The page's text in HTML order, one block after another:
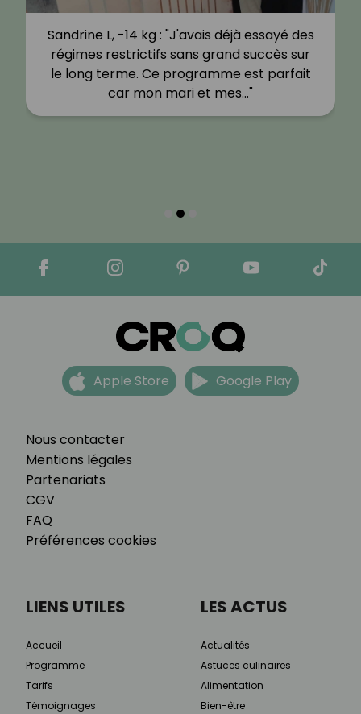
Sandrine L, -14 kg : "J'avais déjà essayé des
régimes restrictifs sans grand succès sur
le long terme. Ce programme est parfait
car mon mari et mes…"
Nous contacter
Mentions légales
Partenariats
CGV
FAQ
Préférences cookies
Apple Store Google Play
LIENS UTILES
Accueil
Programme
Tarifs
Témoignages
LES ACTUS
Actualités
Astuces culinaires
Alimentation
Bien-être